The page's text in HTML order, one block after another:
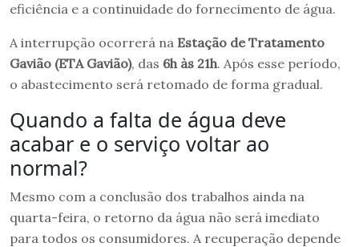
eficiência e a continuidade do fornecimento de água.
A interrupção ocorrerá na Estação de Tratamento
Gavião (ETA Gavião), das 6h às 21h. Após esse período,
o abastecimento será retomado de forma gradual.
Quando a falta de água deve
acabar e o serviço voltar ao
normal?
Mesmo com a conclusão dos trabalhos ainda na
quarta-feira, o retorno da água não será imediato
para todos os consumidores. A recuperação depende